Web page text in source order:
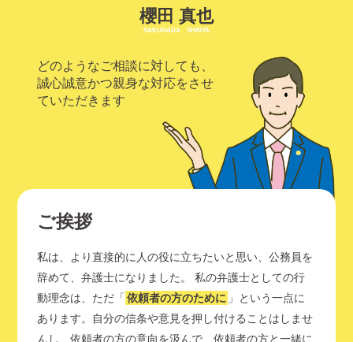
櫻田 真也
SAKURADA SHINYA
どのようなご相談に対しても、
誠心誠意かつ親身な対応をさせ
ていただきます
ご挨拶
私は、より直接的に人の役に立ちたいと思い、公務員を
辞めて、弁護士になりました。 私の弁護士としての行
動理念は、ただ「 依頼者の方のために 」という一点に
あります。自分の信条や意見を押し付けることはしませ
んし、依頼者の方の意向を汲んで、依頼者の方と一緒に